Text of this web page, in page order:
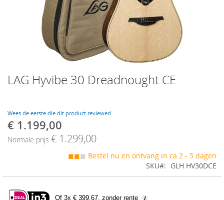
LAG Hyvibe 30 Dreadnought CE
Wees de eerste die dit product reviewed
Speciale
€ 1.199,00
Normale prijs € 1.299,00
◼◼◼ Bestel nu en ontvang in ca 2 - 5 dagen
SKU
GLH HV30DCE
Of 3x € 399,67, zonder rente
to
the
the
images
gallery